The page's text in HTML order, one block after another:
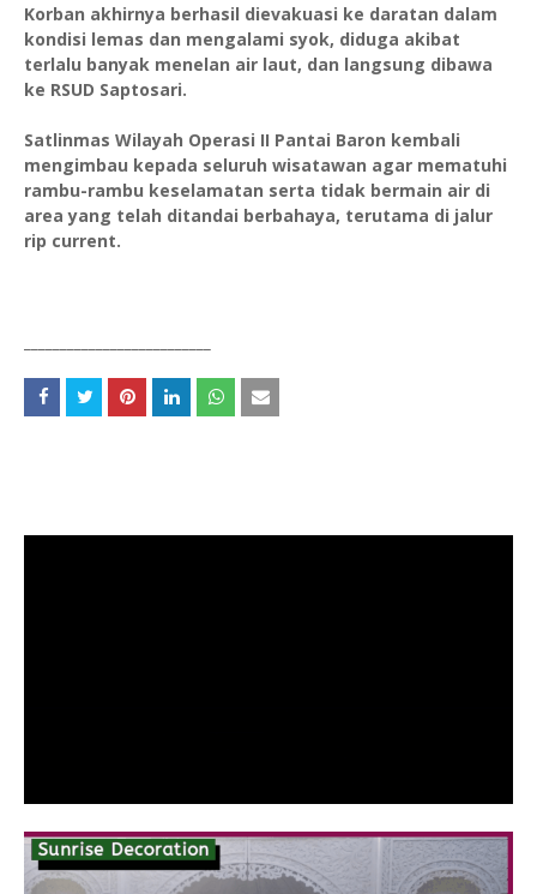
Korban akhirnya berhasil dievakuasi ke daratan dalam
kondisi lemas dan mengalami syok, diduga akibat
terlalu banyak menelan air laut, dan langsung dibawa
ke RSUD Saptosari.
Satlinmas Wilayah Operasi II Pantai Baron kembali
mengimbau kepada seluruh wisatawan agar mematuhi
rambu-rambu keselamatan serta tidak bermain air di
area yang telah ditandai berbahaya, terutama di jalur
rip current.